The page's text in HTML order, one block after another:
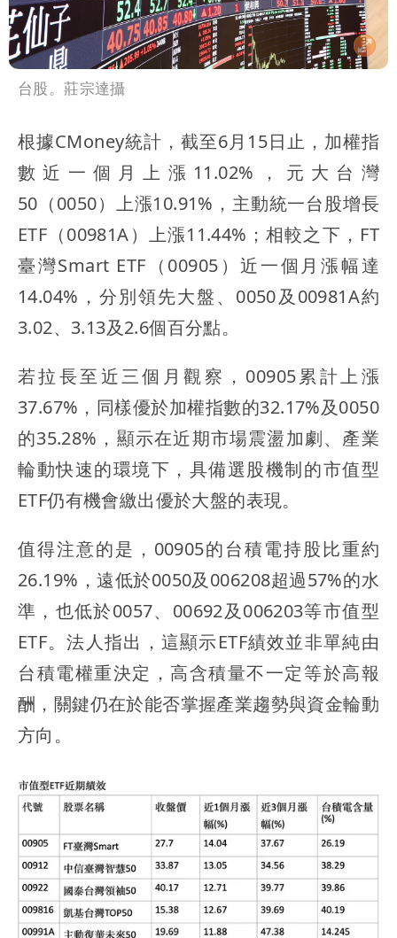
台股。莊宗達攝
根據CMoney統計，截至6月15日止，加權指
數近一個月上漲11.02%，元大台灣
50（0050）上漲10.91%，主動統一台股增長
ETF（00981A）上漲11.44%；相較之下，FT
臺灣Smart ETF（00905）近一個月漲幅達
14.04%，分別領先大盤、0050及00981A約
3.02、3.13及2.6個百分點。
若拉長至近三個月觀察，00905累計上漲
37.67%，同樣優於加權指數的32.17%及0050
的35.28%，顯示在近期市場震盪加劇、產業
輪動快速的環境下，具備選股機制的市值型
ETF仍有機會繳出優於大盤的表現。
值得注意的是，00905的台積電持股比重約
26.19%，遠低於0050及006208超過57%的水
準，也低於0057、00692及006203等市值型
ETF。法人指出，這顯示ETF績效並非單純由
台積電權重決定，高含積量不一定等於高報
酬，關鍵仍在於能否掌握產業趨勢與資金輪動
方向。